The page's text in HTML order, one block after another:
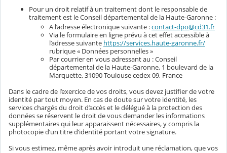
Pour un droit relatif à un traitement dont le responsable de
traitement est le Conseil départemental de la Haute-Garonne :
A l’adresse électronique suivante :contact-dpo@cd31.fr
Via le formulaire en ligne prévu à cet effet accessible à
l’adresse suivante https://services.haute-garonne.fr/
rubrique « Données personnelles »
Par courrier en vous adressant au : Conseil
départemental de la Haute-Garonne, 1 boulevard de la
Marquette, 31090 Toulouse cedex 09, France
Dans le cadre de l’exercice de vos droits, vous devez justifier de votre
identité par tout moyen. En cas de doute sur votre identité, les
services chargés du droit d’accès et le délégué à la protection des
données se réservent le droit de vous demander les informations
supplémentaires qui leur apparaissent nécessaires, y compris la
photocopie d’un titre d’identité portant votre signature.
Si vous estimez, même après avoir introduit une réclamation, que vos